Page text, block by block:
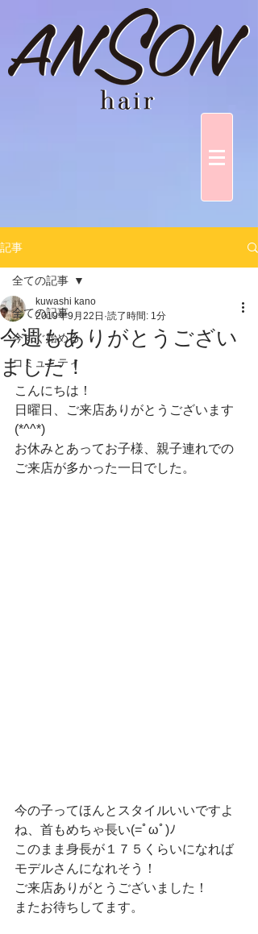
記事
全ての記事
今すぐ始める
コミュニティ
全ての記事
今週もありがとうござい
ました！
kuwashi kano
2019年9月22日 読了時間: 1分
こんにちは！
日曜日、ご来店ありがとうございます
(*^^*)
お休みとあってお子様、親子連れでの
ご来店が多かった一日でした。
今の子ってほんとスタイルいいですよ
ね、首もめちゃ長い(=ﾟωﾟ)ﾉ
このまま身長が１７５くらいになれば
モデルさんになれそう！
ご来店ありがとうございました！
またお待ちしてます。